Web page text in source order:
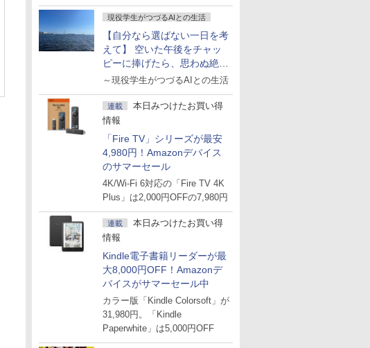
現役学生がつづるAIとの生活
【自分なら選ばない一日を考
えて】 空いた午後をチャッ
ピーに捧げたら、思わぬ絶景
に出会った話
～現役学生がつづるAIとの生活
連載
本日みつけたお買い得
情報
「Fire TV」シリーズが最安
4,980円！Amazonデバイス
のサマーセール
4K/Wi-Fi 6対応の「Fire TV 4K
Plus」は2,000円OFFの7,980円
連載
本日みつけたお買い得
情報
Kindle電子書籍リーダーが最
大8,000円OFF！Amazonデ
バイスがサマーセール中
カラー版「Kindle Colorsoft」が
31,980円。「Kindle
Paperwhite」は5,000円OFF